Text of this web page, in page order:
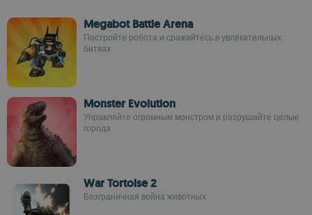
Megabot Battle Arena
Постройте робота и сражайтесь в увлекательных
битвах
Monster Evolution
Управляйте огромным монстром и разрушайте целые
города
War Tortoise 2
Безграничная война животных